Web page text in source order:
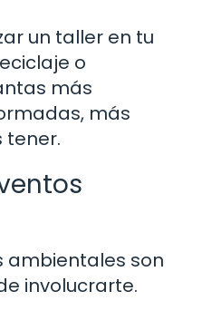
un taller en tu
o
más
más
ambientales son
involucrarte.